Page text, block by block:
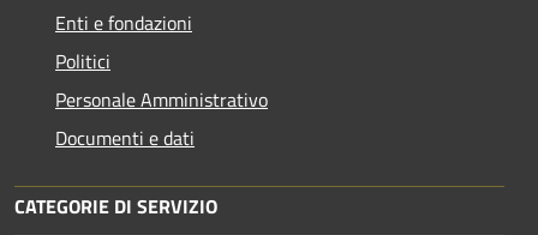
Enti e fondazioni
Politici
Personale Amministrativo
Documenti e dati
CATEGORIE DI SERVIZIO